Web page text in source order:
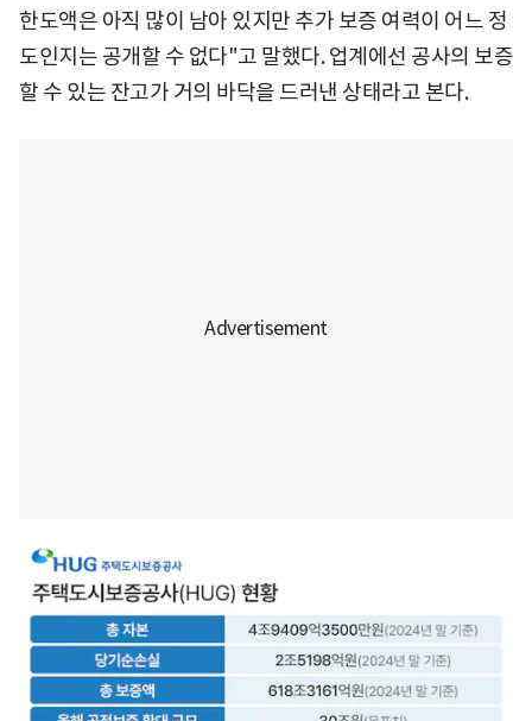
한도액은 아직 많이 남아 있지만 추가 보증 여력이 어느 정
도인지는 공개할 수 없다"고 말했다. 업계에선 공사의 보증
할 수 있는 잔고가 거의 바닥을 드러낸 상태라고 본다.